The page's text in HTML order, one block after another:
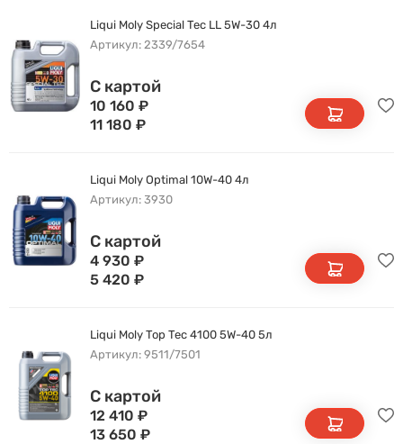
Liqui Moly Special Tec LL 5W-30 4л
Артикул: 2339/7654
С картой
10 160 ₽
11 180 ₽
Liqui Moly Optimal 10W-40 4л
Артикул: 3930
С картой
4 930 ₽
5 420 ₽
Liqui Moly Top Tec 4100 5W-40 5л
Артикул: 9511/7501
С картой
12 410 ₽
13 650 ₽